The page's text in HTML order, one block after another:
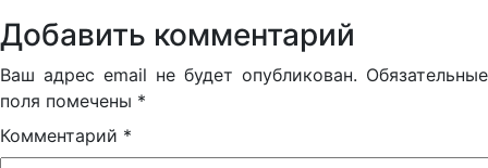
Добавить комментарий
Ваш адрес email не будет опубликован. Обязательные
поля помечены *
Комментарий *